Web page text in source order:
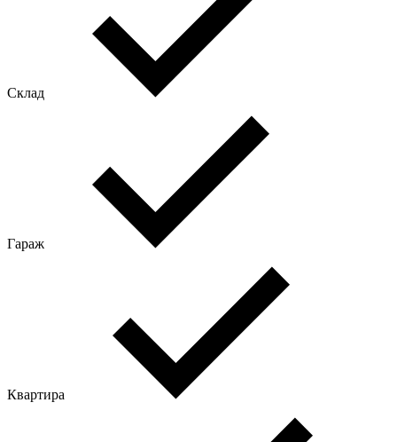
Склад
Гараж
Квартира